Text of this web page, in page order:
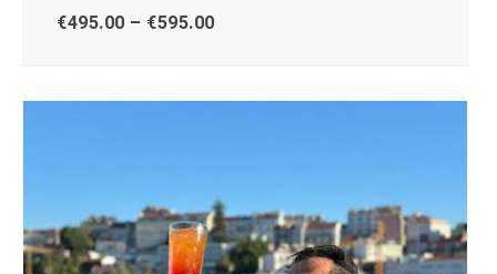
€495.00 – €595.00